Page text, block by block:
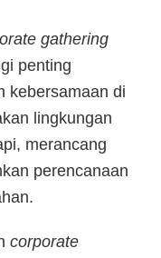
gathering
penting
kebersamaan di
lingkungan
merancang
perencanaan
corporate